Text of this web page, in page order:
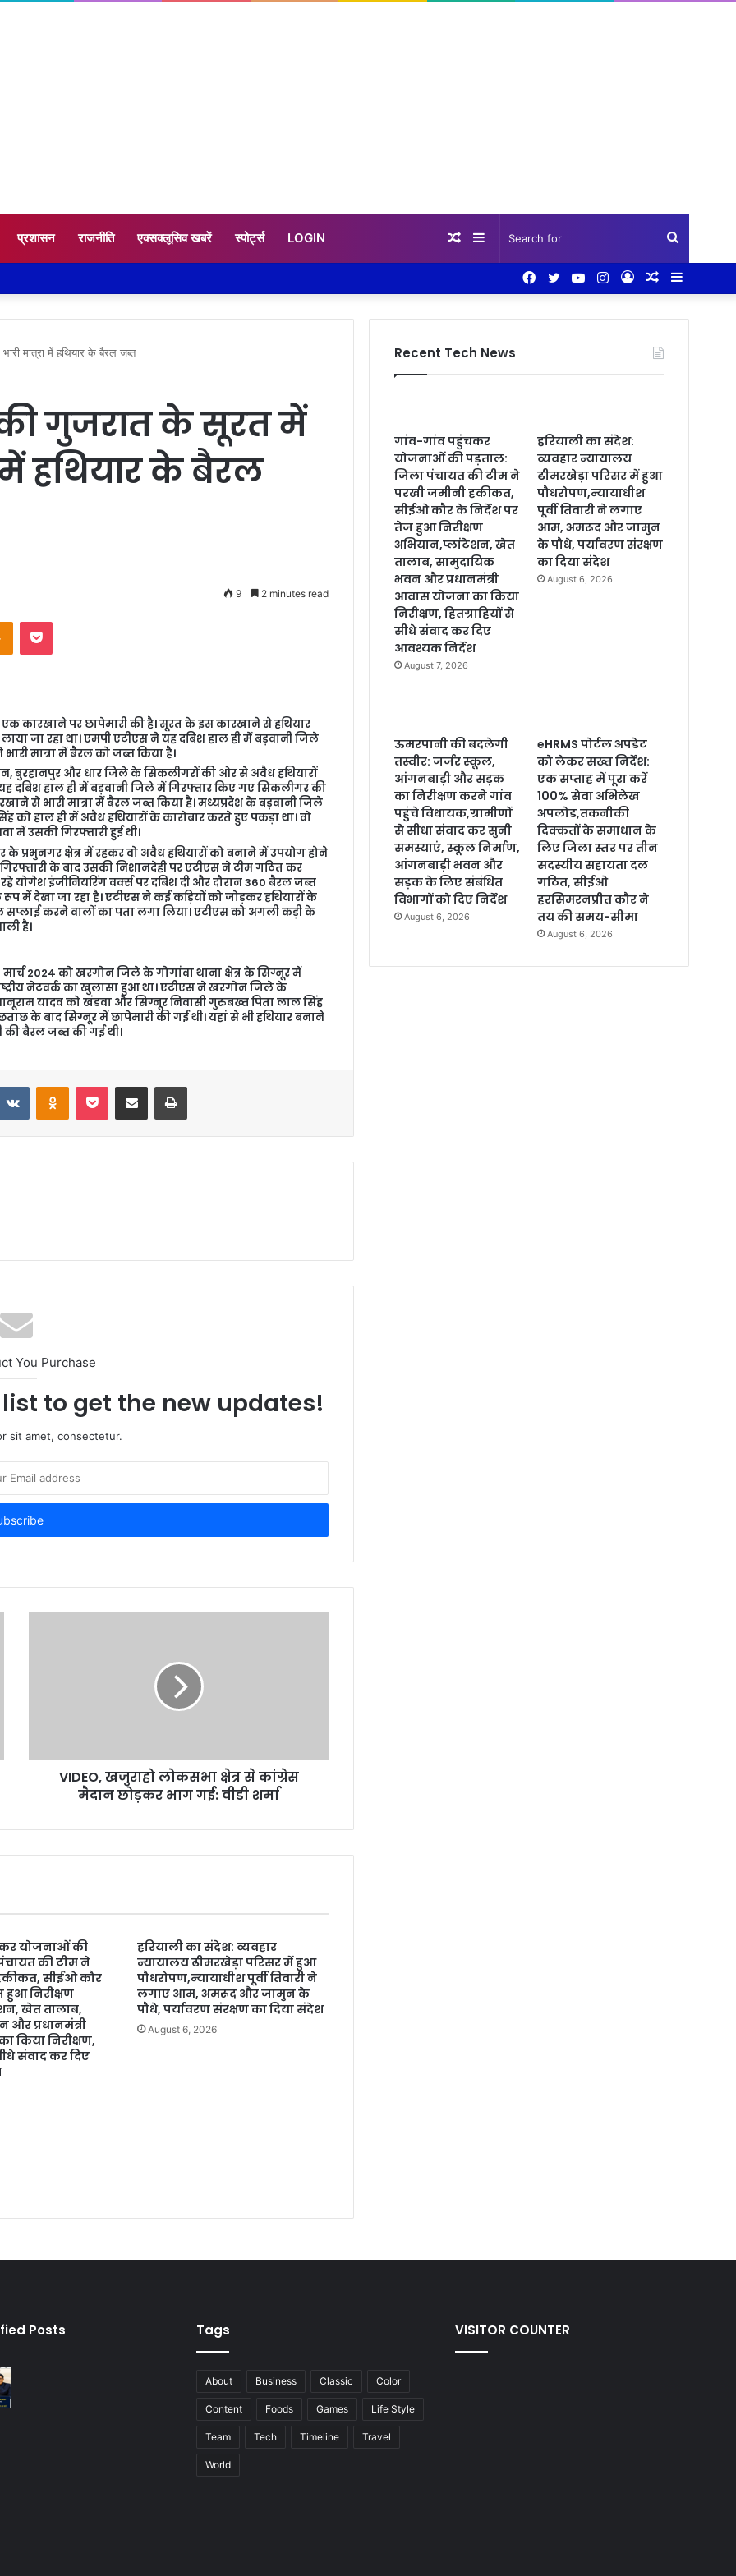
प्रशासन राजनीति एक्सक्लूसिव खबरें स्पोर्ट्स LOGIN
for
Sidebar
Random
Random
Log
Instagram
YouTube
Twitter
Facebook
मात्रा में हथियार के बैरल जब्त
गुजरात के सूरत में
में हथियार के बैरल
9 2 minutes read
कारखाने पर छापेमारी की है। सूरत के इस कारखाने से हथियार
जा रहा था। एमपी एटीएस ने यह दबिश हाल ही में बड़वानी जिले
मात्रा में बैरल को जब्त किया है।
बुरहानपुर और धार जिले के सिकलीगरों की ओर से अवैध हथियारों
दबिश हाल ही में बड़वानी जिले में गिरफ्तार किए गए सिकलीगर की
से भारी मात्रा में बैरल जब्त किया है। मध्यप्रदेश के बड़वानी जिले
को हाल ही में अवैध हथियारों के कारोबार करते हुए पकड़ा था। वो
में उसकी गिरफ्तारी हुई थी।
क्षेत्र में रहकर वो अवैध हथियारों को बनाने में उपयोग होने
के बाद उसकी निशानदेही पर एटीएस ने टीम गठित कर
इंजीनियरिंग वर्क्स पर दबिश दी और दौरान 360 बैरल जब्त
रूप में देखा जा रहा है। एटीएस ने कई कड़ियों को जोड़कर हथियारों के
करने वालों का पता लगा लिया। एटीएस को अगली कड़ी के
है।
2024 को खरगोन जिले के गोगांवा थाना क्षेत्र के सिग्नूर में
नेटवर्क का खुलासा हुआ था। एटीएस ने खरगोन जिले के
यादव को खंडवा और सिग्नूर निवासी गुरुबख्त पिता लाल सिंह
के बाद सिग्नूर में छापेमारी की गई थी। यहां से भी हथियार बनाने
की बैरल जब्त की गई थी।
You Purchase
to get the new updates!
sit amet, consectetur.
VIDEO, खजुराहो लोकसभा क्षेत्र से कांग्रेस
मैदान छोड़कर भाग गई: वीडी शर्मा
योजनाओं की
की टीम ने
सीईओ कौर
हुआ निरीक्षण
खेत तालाब,
और प्रधानमंत्री
किया निरीक्षण,
संवाद कर दिए
हरियाली का संदेश: व्यवहार
न्यायालय ढीमरखेड़ा परिसर में हुआ
पौधरोपण,न्यायाधीश पूर्वी तिवारी ने
लगाए आम, अमरूद और जामुन के
पौधे, पर्यावरण संरक्षण का दिया संदेश
August 6, 2026
Recent Tech News
गांव-गांव पहुंचकर
योजनाओं की पड़ताल:
जिला पंचायत की टीम ने
परखी जमीनी हकीकत,
सीईओ कौर के निर्देश पर
तेज हुआ निरीक्षण
अभियान,प्लांटेशन, खेत
तालाब, सामुदायिक
भवन और प्रधानमंत्री
आवास योजना का किया
निरीक्षण, हितग्राहियों से
सीधे संवाद कर दिए
आवश्यक निर्देश
August 7, 2026
हरियाली का संदेश:
व्यवहार न्यायालय
ढीमरखेड़ा परिसर में हुआ
पौधरोपण,न्यायाधीश
पूर्वी तिवारी ने लगाए
आम, अमरूद और जामुन
के पौधे, पर्यावरण संरक्षण
का दिया संदेश
August 6, 2026
ऊमरपानी की बदलेगी
तस्वीर: जर्जर स्कूल,
आंगनबाड़ी और सड़क
का निरीक्षण करने गांव
पहुंचे विधायक,ग्रामीणों
से सीधा संवाद कर सुनी
समस्याएं, स्कूल निर्माण,
आंगनबाड़ी भवन और
सड़क के लिए संबंधित
विभागों को दिए निर्देश
August 6, 2026
eHRMS पोर्टल अपडेट
को लेकर सख्त निर्देश:
एक सप्ताह में पूरा करें
100% सेवा अभिलेख
अपलोड,तकनीकी
दिक्कतों के समाधान के
लिए जिला स्तर पर तीन
सदस्यीय सहायता दल
गठित, सीईओ
हरसिमरनप्रीत कौर ने
तय की समय-सीमा
August 6, 2026
Posts Tags
About Business Classic Color
Content Foods Games Life Style
Team Tech Timeline Travel
World
VISITOR COUNTER